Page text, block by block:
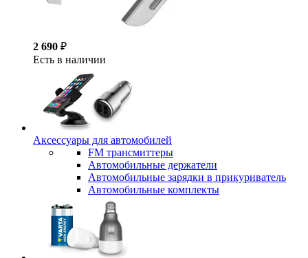
2 690 ₽
Есть в наличии
Аксессуары для автомобилей
FM трансмиттеры
Автомобильные держатели
Автомобильные зарядки в прикуриватель
Автомобильные комплекты